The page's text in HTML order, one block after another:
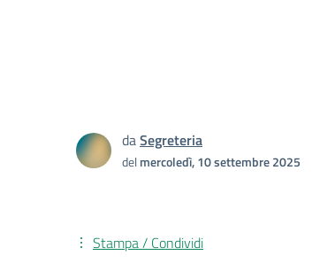
daSegreteria
delmercoledì, 10 settembre 2025
Stampa / Condividi